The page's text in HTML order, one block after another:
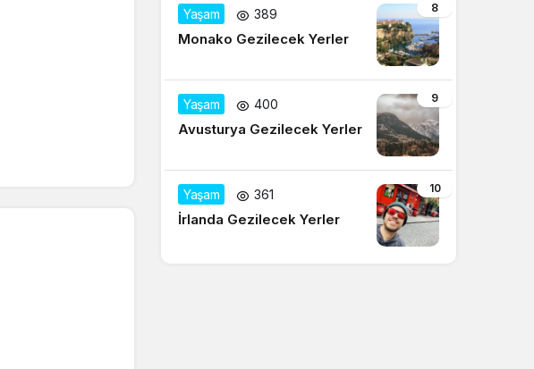
8
Yaşam 389
Monako Gezilecek Yerler
9
Yaşam 400
Avusturya Gezilecek Yerler
10
Yaşam 361
İrlanda Gezilecek Yerler